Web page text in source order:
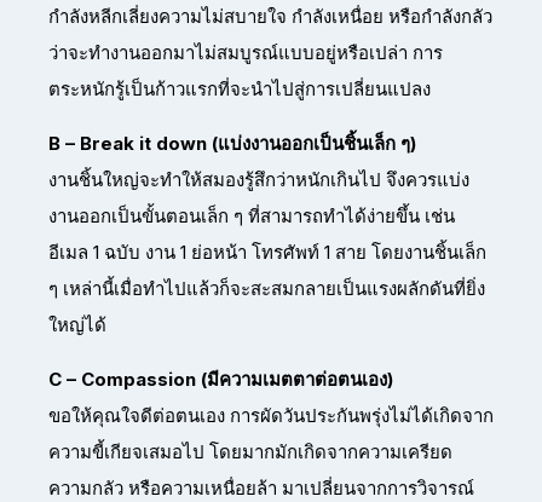
กำลังหลีกเลี่ยงความไม่สบายใจ กำลังเหนื่อย หรือกำลังกลัว
ว่าจะทำงานออกมาไม่สมบูรณ์แบบอยู่หรือเปล่า การ
ตระหนักรู้เป็นก้าวแรกที่จะนำไปสู่การเปลี่ยนแปลง
B – Break it down (แบ่งงานออกเป็นชิ้นเล็ก ๆ)
งานชิ้นใหญ่จะทำให้สมองรู้สึกว่าหนักเกินไป จึงควรแบ่ง
งานออกเป็นขั้นตอนเล็ก ๆ ที่สามารถทำได้ง่ายขึ้น เช่น
อีเมล 1 ฉบับ งาน 1 ย่อหน้า โทรศัพท์ 1 สาย โดยงานชิ้นเล็ก
ๆ เหล่านี้เมื่อทำไปแล้วก็จะสะสมกลายเป็นแรงผลักดันที่ยิ่ง
ใหญ่ได้
C – Compassion (มีความเมตตาต่อตนเอง)
ขอให้คุณใจดีต่อตนเอง การผัดวันประกันพรุ่งไม่ได้เกิดจาก
ความขี้เกียจเสมอไป โดยมากมักเกิดจากความเครียด
ความกลัว หรือความเหนื่อยล้า มาเปลี่ยนจากการวิจารณ์